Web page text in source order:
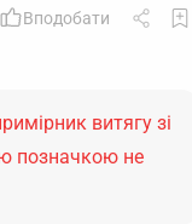
Вподобати
витягу зі
позначкою не